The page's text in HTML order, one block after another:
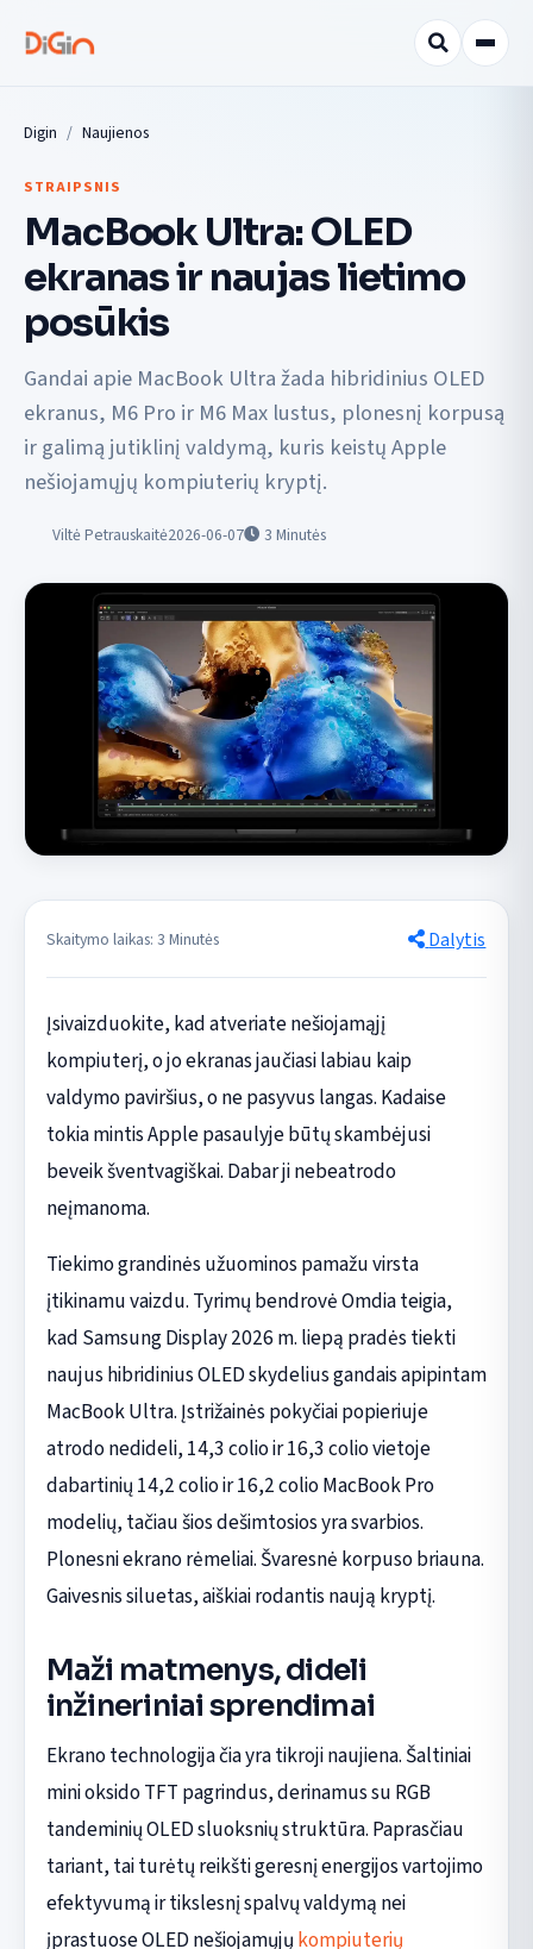
Digin Naujienos
STRAIPSNIS
MacBook Ultra: OLED
ekranas ir naujas lietimo
posūkis
Gandai apie MacBook Ultra žada hibridinius OLED
ekranus, M6 Pro ir M6 Max lustus, plonesnį korpusą
ir galimą jutiklinį valdymą, kuris keistų Apple
nešiojamųjų kompiuterių kryptį.
Viltė Petrauskaitė2026-06-07 3 Minutės
Skaitymo laikas: 3 Minutės Dalytis
Įsivaizduokite, kad atveriate nešiojamąjį
kompiuterį, o jo ekranas jaučiasi labiau kaip
valdymo paviršius, o ne pasyvus langas. Kadaise
tokia mintis Apple pasaulyje būtų skambėjusi
beveik šventvagiškai. Dabar ji nebeatrodo
neįmanoma.
Tiekimo grandinės užuominos pamažu virsta
įtikinamu vaizdu. Tyrimų bendrovė Omdia teigia,
kad Samsung Display 2026 m. liepą pradės tiekti
naujus hibridinius OLED skydelius gandais apipintam
MacBook Ultra. Įstrižainės pokyčiai popieriuje
atrodo nedideli, 14,3 colio ir 16,3 colio vietoje
dabartinių 14,2 colio ir 16,2 colio MacBook Pro
modelių, tačiau šios dešimtosios yra svarbios.
Plonesni ekrano rėmeliai. Švaresnė korpuso briauna.
Gaivesnis siluetas, aiškiai rodantis naują kryptį.
Maži matmenys, dideli
inžineriniai sprendimai
Ekrano technologija čia yra tikroji naujiena. Šaltiniai
mini oksido TFT pagrindus, derinamus su RGB
tandeminių OLED sluoksnių struktūra. Paprasčiau
tariant, tai turėtų reikšti geresnį energijos vartojimo
efektyvumą ir tikslesnį spalvų valdymą nei
įprastuose OLED nešiojamųjų kompiuterių